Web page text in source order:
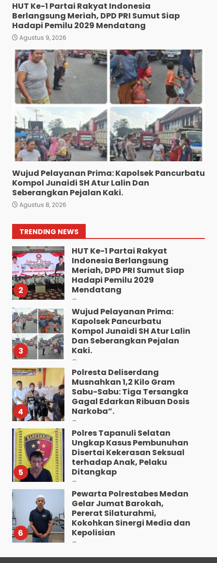
HUT Ke-1 Partai Rakyat Indonesia
Berlangsung Meriah, DPD PRI Sumut Siap
Hadapi Pemilu 2029 Mendatang
Agustus 9, 2026
Wujud Pelayanan Prima: Kapolsek Pancurbatu
Kompol Junaidi SH Atur Lalin Dan
Seberangkan Pejalan Kaki.
Agustus 8, 2026
TRENDING NEWS
5
Polres Tapanuli Selatan
Ungkap Kasus Pembunuhan
Disertai Kekerasan Seksual
Ditangkap
Agustus 7, 2026
6
Pewarta Polrestabes Medan
Gelar Jumat Barokah,
Pererat Silaturahmi,
Kokohkan Sinergi Media dan
Kepolisian
Agustus 7, 2026
7
Bhabinkamtibmas Bersama
Babinsa Ringkus Bandar
Narkoba di Paya Bakung.
1
“Kem Alias Peng Diduga
Bandar Besar Narkoba
Tuntungan”.
Agustus 9, 2026
2
HUT Ke-1 Partai Rakyat
Indonesia Berlangsung
Meriah, DPD PRI Sumut Siap
Hadapi Pemilu 2029
Mendatang
3
Wujud Pelayanan Prima:
Kapolsek Pancurbatu
Kompol Junaidi SH Atur Lalin
Dan Seberangkan Pejalan
Kaki.
4
Polresta Deliserdang
Musnahkan 1,2 Kilo Gram
Sabu-Sabu: Tiga Tersangka
Gagal Edarkan Ribuan Dosis
Narkoba”.
5
Polres Tapanuli Selatan
Ungkap Kasus Pembunuhan
Disertai Kekerasan Seksual
terhadap Anak, Pelaku
Ditangkap
6
Pewarta Polrestabes Medan
Gelar Jumat Barokah,
Pererat Silaturahmi,
Kokohkan Sinergi Media dan
Kepolisian